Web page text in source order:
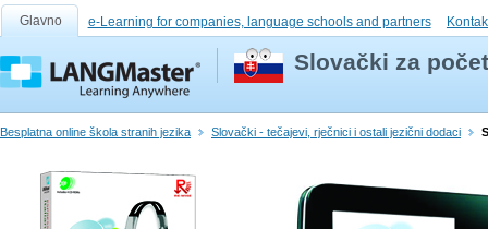
Glavno e-Learning for companies, language schools and partners
Slovački za
Besplatna online škola stranih jezika Slovački - tečajevi, rječnici i ostali jezični dodaci